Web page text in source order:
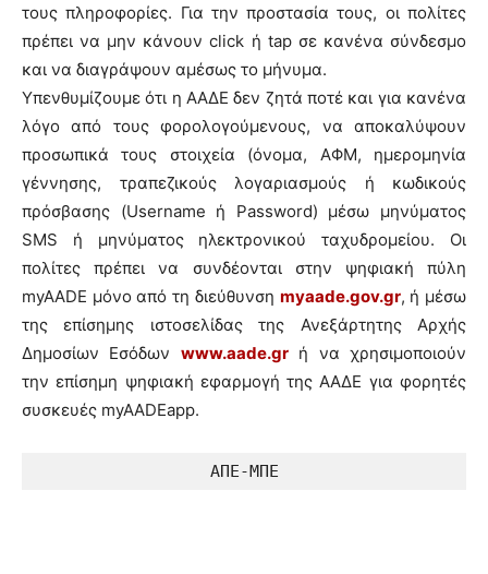
τους πληροφορίες. Για την προστασία τους, οι πολίτες
πρέπει να μην κάνουν click ή tap σε κανένα σύνδεσμο
και να διαγράψουν αμέσως το μήνυμα.
Υπενθυμίζουμε ότι η ΑΑΔΕ δεν ζητά ποτέ και για κανένα
λόγο από τους φορολογούμενους, να αποκαλύψουν
προσωπικά τους στοιχεία (όνομα, ΑΦΜ, ημερομηνία
γέννησης, τραπεζικούς λογαριασμούς ή κωδικούς
πρόσβασης (Username ή Password) μέσω μηνύματος
SMS ή μηνύματος ηλεκτρονικού ταχυδρομείου. Οι
πολίτες πρέπει να συνδέονται στην ψηφιακή πύλη
myAADE μόνο από τη διεύθυνση myaade.gov.gr, ή μέσω
της επίσημης ιστοσελίδας της Ανεξάρτητης Αρχής
Δημοσίων Εσόδων www.aade.grή να χρησιμοποιούν
την επίσημη ψηφιακή εφαρμογή της ΑΑΔΕ για φορητές
συσκευές myAADEapp.
ΑΠΕ-ΜΠΕ